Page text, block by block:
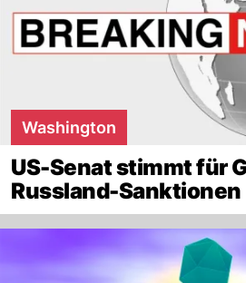
Washington
US-Senat stimmt für
Russland-Sanktionen